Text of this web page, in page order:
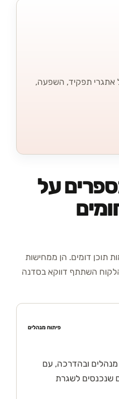
אתגרי תפקיד, השפעה,
על
תוכן דומים. הן ממחישות
השתתף דווקא בסדנה
פיתוח מנהלים
מנהלים ובהדרכה, עם
שנכנסים לשגרת